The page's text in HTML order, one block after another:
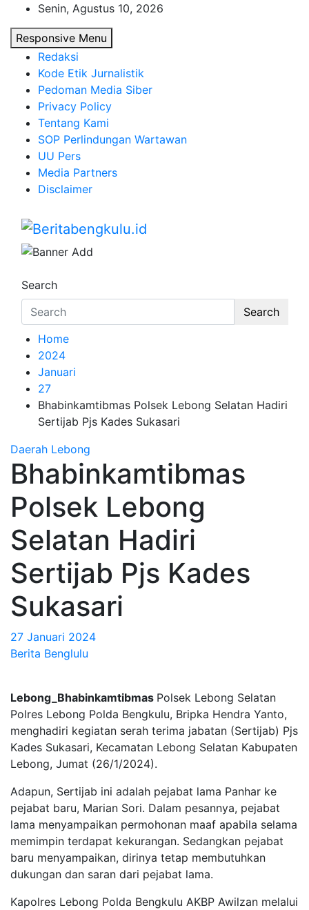
content
Senin, Agustus 10, 2026
Responsive Menu
Redaksi
Kode Etik Jurnalistik
Pedoman Media Siber
Privacy Policy
Tentang Kami
SOP Perlindungan Wartawan
UU Pers
Media Partners
Disclaimer
Beritabengkulu.id
Profesional & Independen
Search
Search
Home
2024
Januari
27
Bhabinkamtibmas Polsek Lebong Selatan Hadiri
Sertijab Pjs Kades Sukasari
Daerah Lebong
Bhabinkamtibmas
Polsek Lebong
Selatan Hadiri
Sertijab Pjs Kades
Sukasari
27 Januari 2024
Berita Benglulu
Lebong_Bhabinkamtibmas Polsek Lebong Selatan
Polres Lebong Polda Bengkulu, Bripka Hendra Yanto,
menghadiri kegiatan serah terima jabatan (Sertijab) Pjs
Kades Sukasari, Kecamatan Lebong Selatan Kabupaten
Lebong, Jumat (26/1/2024).
Adapun, Sertijab ini adalah pejabat lama Panhar ke
pejabat baru, Marian Sori. Dalam pesannya, pejabat
lama menyampaikan permohonan maaf apabila selama
memimpin terdapat kekurangan. Sedangkan pejabat
baru menyampaikan, dirinya tetap membutuhkan
dukungan dan saran dari pejabat lama.
Kapolres Lebong Polda Bengkulu AKBP Awilzan melalui